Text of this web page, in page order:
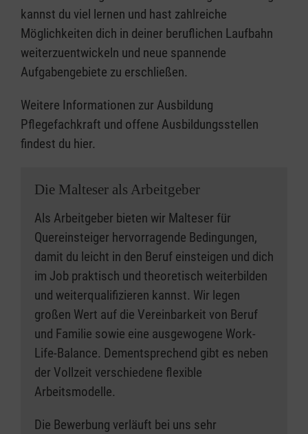
kannst du viel lernen und hast zahlreiche
Möglichkeiten dich in deiner beruflichen Laufbahn
weiterzuentwickeln und neue spannende
Aufgabengebiete zu erschließen.
Weitere Informationen zur Ausbildung
Pflegefachkraft und offene Ausbildungsstellen
findest du hier.
Die Malteser als Arbeitgeber
Als Arbeitgeber bieten wir Malteser für
Quereinsteiger hervorragende Bedingungen,
damit du leicht in den Beruf einsteigen und dich
im Job praktisch und theoretisch weiterbilden
und weiterqualifizieren kannst. Wir legen
großen Wert auf die Vereinbarkeit von Beruf
und Familie sowie eine ausgewogene Work-
Life-Balance. Dementsprechend gibt es neben
der Vollzeit verschiedene flexible
Arbeitsmodelle.
Die Bewerbung verläuft bei uns sehr